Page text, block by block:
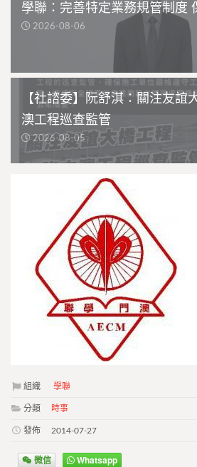
學聯：完善特定業務規管制度
2026-08-06
【社諮委】阮舒淇：關注友誼
澳工程巡查監管
2026-08-05
組織 學聯
分類 時事
發佈 2014-07-27
微信 Whatsapp